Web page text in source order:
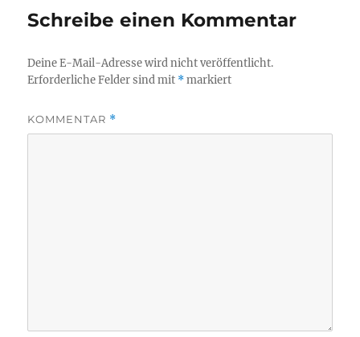
Schreibe einen Kommentar
Deine E-Mail-Adresse wird nicht veröffentlicht.
Erforderliche Felder sind mit *markiert
KOMMENTAR *